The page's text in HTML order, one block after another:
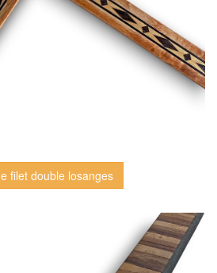
filet double losanges